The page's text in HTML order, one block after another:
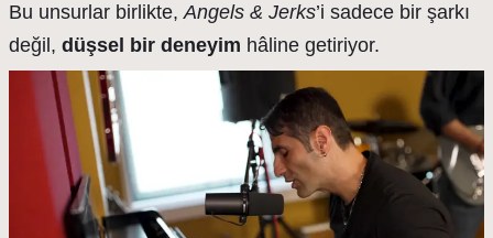
Bu unsurlar birlikte,Angels & Jerks’i sadece bir şarkı
değil, düşsel bir deneyim hâline getiriyor.